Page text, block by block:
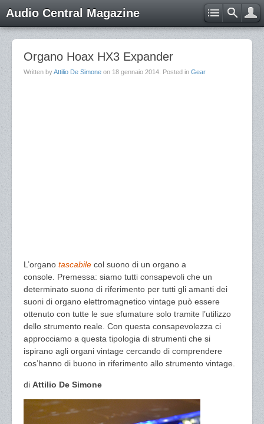
Audio Central Magazine
Organo Hoax HX3 Expander
Written byAttilio De Simone on 18 gennaio 2014 . Posted in Gear
L’organo tascabile col suono di un organo a
console. Premessa: siamo tutti consapevoli che un
determinato suono di riferimento per tutti gli amanti dei
suoni di organo elettromagnetico vintage può essere
ottenuto con tutte le sue sfumature solo tramite l’utilizzo
dello strumento reale. Con questa consapevolezza ci
approcciamo a questa tipologia di strumenti che si
ispirano agli organi vintage cercando di comprendere
cos’hanno di buono in riferimento allo strumento vintage.
di Attilio De Simone